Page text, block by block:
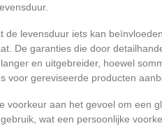
de levensduur iets kan
De garanties die door
en uitgebreider, hoewel
voor gereviseerde producten
voorkeur aan het gevoel om een
wat een persoonlijke